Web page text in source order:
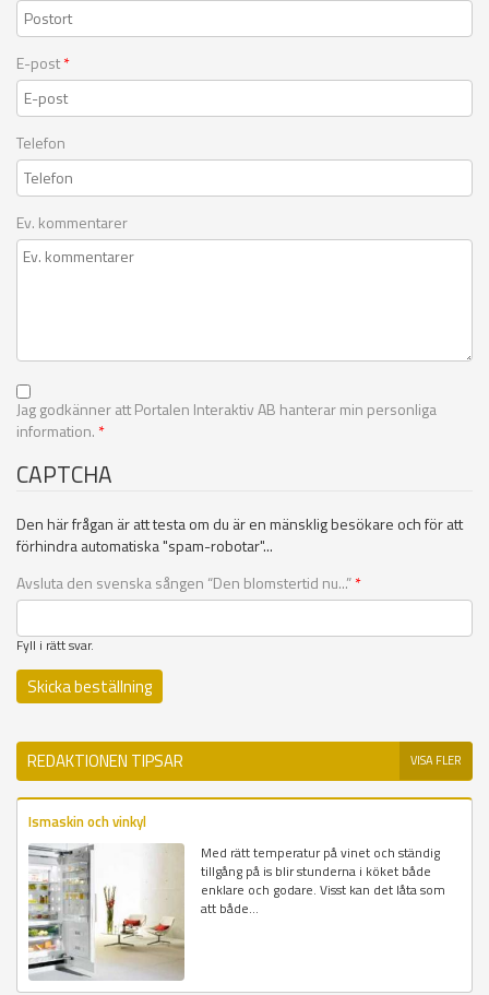
E-post*
Telefon
Ev. kommentarer
Jag godkänner att Portalen Interaktiv AB hanterar min personliga
information. *
CAPTCHA
Den här frågan är att testa om du är en mänsklig besökare och för att
förhindra automatiska "spam-robotar"...
Avsluta den svenska sången “Den blomstertid nu...”*
Fyll i rätt svar.
REDAKTIONEN TIPSAR VISA FLER
Ismaskin och vinkyl
Med rätt temperatur på vinet och ständig
tillgång på is blir stunderna i köket både
enklare och godare. Visst kan det låta som
att både...